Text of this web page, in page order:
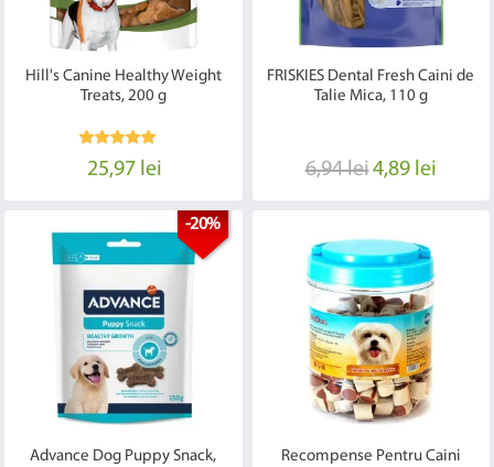
Hill's Canine Healthy Weight
Treats, 200 g
25,97 lei
FRISKIES Dental Fresh Caini de
Talie Mica, 110 g
6,94 lei4,89 lei
-20%
Advance Dog Puppy Snack,
Recompense Pentru Caini